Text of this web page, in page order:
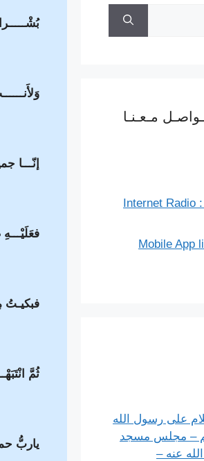
إنّـــا
فعَلَيْـــهِ
فبكيـتُ
ثُمَّ
ياربُّ
مـعـنـا
استـمـع إلى إذاعـة : Internet Radio :
على رسول الله
– مجلس مسجد
عنه –